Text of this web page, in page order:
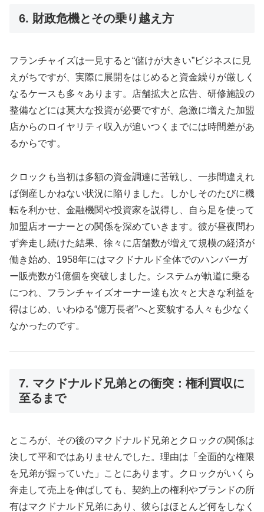
6. 財政危機とその乗り越え方
フランチャイズは一見すると“儲けが大きい”ビジネスに見
えがちですが、実際に展開をはじめると資金繰りが厳しく
なるケースも多々あります。店舗拡大と広告、研修施設の
整備などには莫大な投資が必要ですが、急激に増えた加盟
店からのロイヤリティ収入が追いつくまでには時間差があ
るからです。
クロックも当初は多額の資金調達に苦戦し、一歩間違えれ
ば倒産しかねない状況に陥りました。しかしそのたびに機
転を利かせ、金融機関や投資家を説得し、自ら足を使って
加盟店オーナーとの関係を深めていきます。彼が昼夜問わ
ず奔走し続けた結果、徐々に店舗数が増えて規模の経済が
働き始め、1958年にはマクドナルド全体でのハンバーガ
ー販売数が1億個を突破しました。システムが軌道に乗る
につれ、フランチャイズオーナー達も次々と大きな利益を
得はじめ、いわゆる“億万長者”へと変貌する人々も少なく
なかったのです。
7. マクドナルド兄弟との衝突：権利買収に
至るまで
ところが、その後のマクドナルド兄弟とクロックの関係は
決して平和ではありませんでした。理由は「全面的な権限
を兄弟が握っていた」ことにあります。クロックがいくら
奔走して売上を伸ばしても、契約上の権利やブランドの所
有はマクドナルド兄弟にあり、彼らはほとんど何をしなく